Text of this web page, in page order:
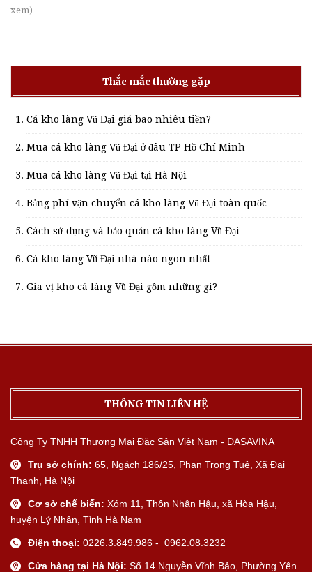
xem)
Thắc mắc thường gặp
Cá kho làng Vũ Đại giá bao nhiêu tiền?
Mua cá kho làng Vũ Đại ở đâu TP Hồ Chí Minh
Mua cá kho làng Vũ Đại tại Hà Nội
Bảng phí vận chuyển cá kho làng Vũ Đại toàn quốc
Cách sử dụng và bảo quản cá kho làng Vũ Đại
Cá kho làng Vũ Đại nhà nào ngon nhất
Gia vị kho cá làng Vũ Đại gồm những gì?
THÔNG TIN LIÊN HỆ
Công Ty TNHH Thương Mại Đặc Sản Việt Nam - DASAVINA
Trụ sở chính: 65, Ngách 186/25, Phan Trọng Tuệ, Xã Đại
Thanh, Hà Nội
Cơ sở chế biến: Xóm 11, Thôn Nhân Hậu, xã Hòa Hậu,
huyện Lý Nhân, Tỉnh Hà Nam
Điện thoại: 0226.3.849.986 - 0962.08.3232
Cửa hàng tại Hà Nội: Số 14 Nguyễn Vĩnh Bảo, Phường Yên